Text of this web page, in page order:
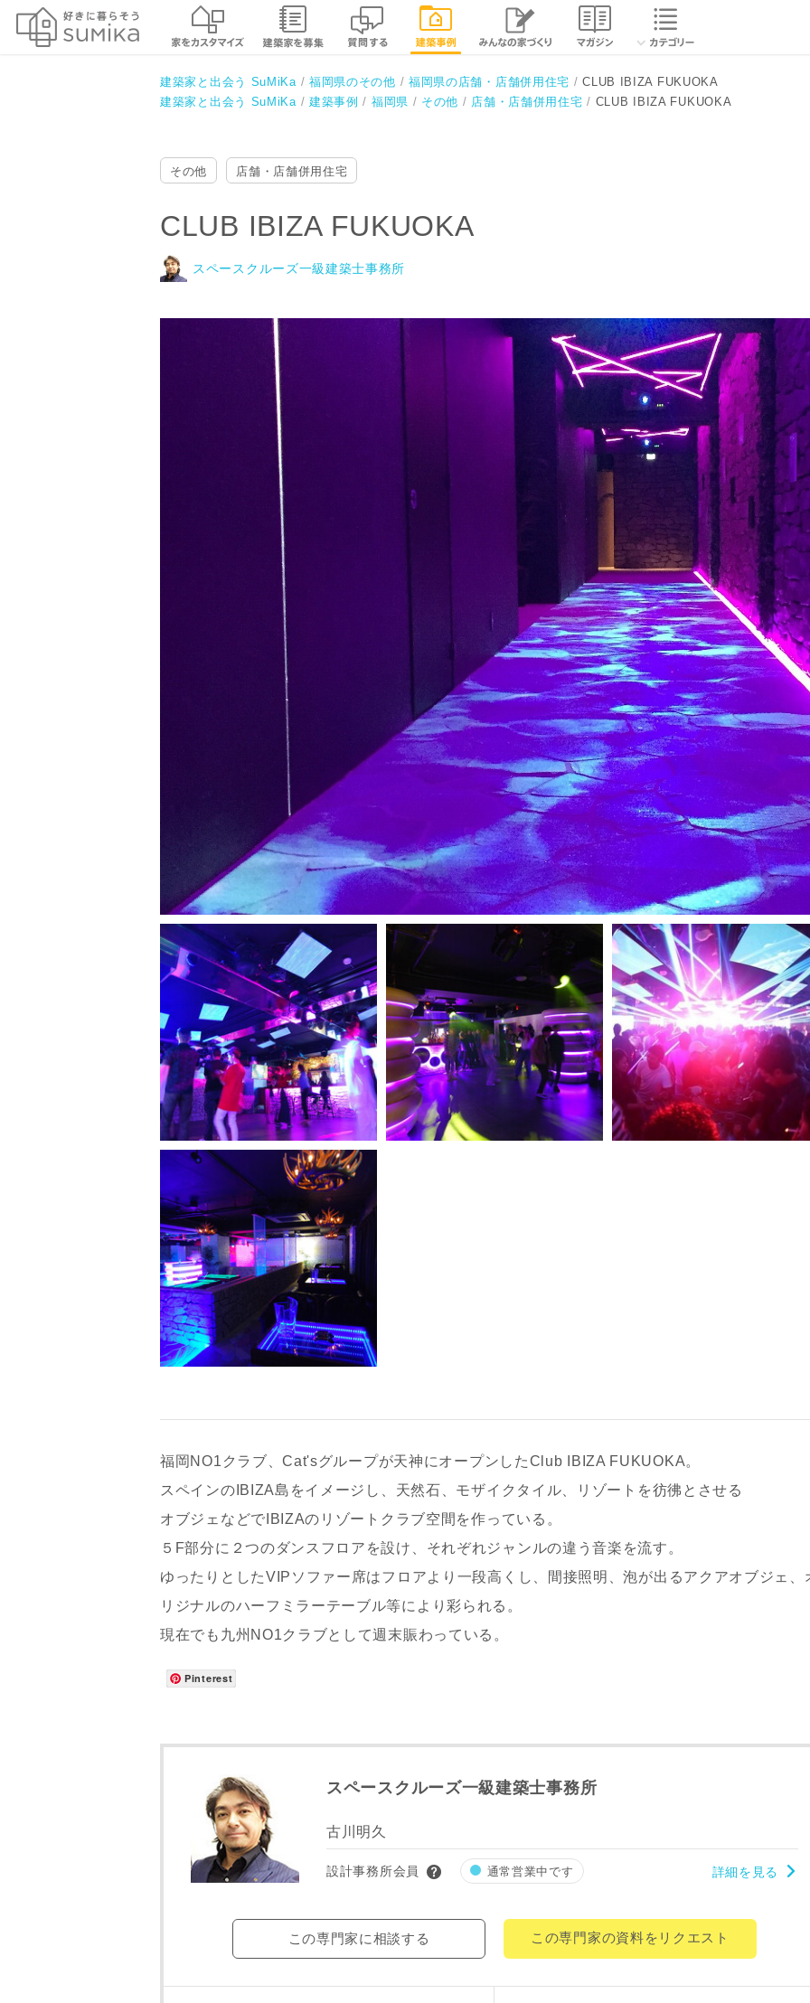
閉じる
建築家と出会う SuMiKa 福岡県のその他 福岡県の店舗・店舗併用住宅
CLUB IBIZA FUKUOKA
建築家と出会う SuMiKa
建築事例 福岡県 その他 店舗・店舗併用住宅 CLUB IBIZA FUKUOKA
CLUB IBIZA FUKUOKA
スペースクルーズ一級建築士事務所
その他 店舗・店舗併用住宅
CLUB IBIZA FUKUOKA
スペースクルーズ一級建築士事務所
福岡NO1クラブ、Cat'sグループが天神にオープンしたClub IBIZA FUKUOKA。
スペインのIBIZA島をイメージし、天然石、モザイクタイル、リゾートを彷彿とさせる
オブジェなどでIBIZAのリゾートクラブ空間を作っている。
５F部分に２つのダンスフロアを設け、それぞれジャンルの違う音楽を流す。
ゆったりとしたVIPソファー席はフロアより一段高くし、間接照明、泡が出るアクアオブジェ、
リジナルのハーフミラーテーブル等により彩られる。
現在でも九州NO1クラブとして週末賑わっている。
Pinterest
スペースクルーズ一級建築士事務所
古川明久
設計事務所会員 通常営業中です 詳細を見る
この専門家に相談する この専門家の資料をリクエスト
お名前
メールアドレス
町名
建築予定地